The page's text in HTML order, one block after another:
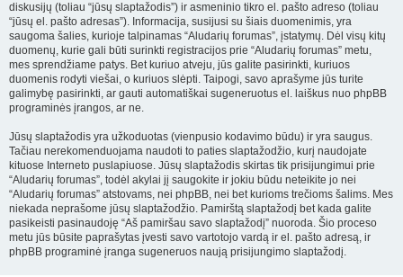
diskusijų (toliau “jūsų slaptažodis”) ir asmeninio tikro el. pašto adreso (toliau
“jūsų el. pašto adresas”). Informacija, susijusi su šiais duomenimis, yra
saugoma šalies, kurioje talpinamas “Aludarių forumas”, įstatymų. Dėl visų kitų
duomenų, kurie gali būti surinkti registracijos prie “Aludarių forumas” metu,
mes sprendžiame patys. Bet kuriuo atveju, jūs galite pasirinkti, kuriuos
duomenis rodyti viešai, o kuriuos slėpti. Taipogi, savo aprašyme jūs turite
galimybę pasirinkti, ar gauti automatiškai sugeneruotus el. laiškus nuo phpBB
programinės įrangos, ar ne.
Jūsų slaptažodis yra užkoduotas (vienpusio kodavimo būdu) ir yra saugus.
Tačiau nerekomenduojama naudoti to paties slaptažodžio, kurį naudojate
kituose Interneto puslapiuose. Jūsų slaptažodis skirtas tik prisijungimui prie
“Aludarių forumas”, todėl akylai jį saugokite ir jokiu būdu neteikite jo nei
“Aludarių forumas” atstovams, nei phpBB, nei bet kurioms trečioms šalims. Mes
niekada neprašome jūsų slaptažodžio. Pamirštą slaptažodį bet kada galite
pasikeisti pasinaudoję “Aš pamiršau savo slaptažodį” nuoroda. Šio proceso
metu jūs būsite paprašytas įvesti savo vartotojo vardą ir el. pašto adresą, ir
phpBB programinė įranga sugeneruos naują prisijungimo slaptažodį.